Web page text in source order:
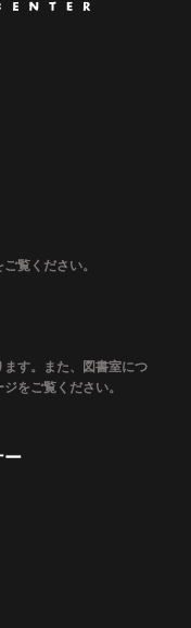
覧ください。
す。また、図書室につ
をご覧ください。
ー